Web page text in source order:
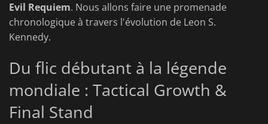
Evil Requiem. Nous allons faire une promenade
chronologique à travers l'évolution de Leon S.
Kennedy.
Du flic débutant à la légende
mondiale : Tactical Growth &
Final Stand